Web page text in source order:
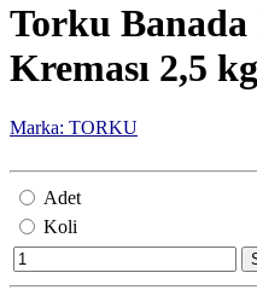
Torku Banada
Kreması 2,5 kg
Marka: TORKU
Adet
Koli